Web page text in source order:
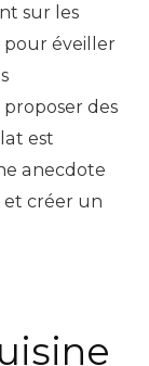
sur les
pour éveiller
des
est
anecdote
et créer un